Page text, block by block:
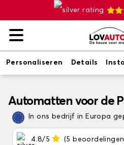
Personaliseren Details
Automatten voor de
In ons bedrijf in Europa
4.8/5 (5